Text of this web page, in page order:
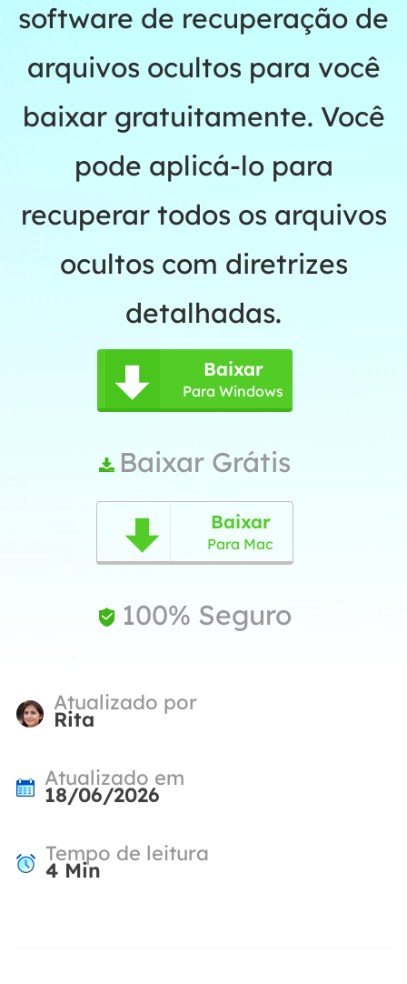
software de recuperação de
arquivos ocultos para você
baixar gratuitamente. Você
pode aplicá-lo para
recuperar todos os arquivos
ocultos com diretrizes
detalhadas.
 Baixar
Para Windows
 Baixar Grátis
 Baixar
Para Mac
 100% Seguro
Atualizado por
Rita
Atualizado em
18/06/2026
Tempo de leitura
4Min